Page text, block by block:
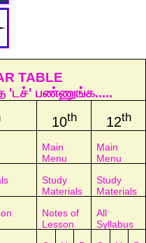
TABLE
'டச்' பண்ணுங்க.....
10th 12th
Main
Menu
Main
Menu
Study
Materials
Study
Materials
Notes of
Lesson
All
Syllabus